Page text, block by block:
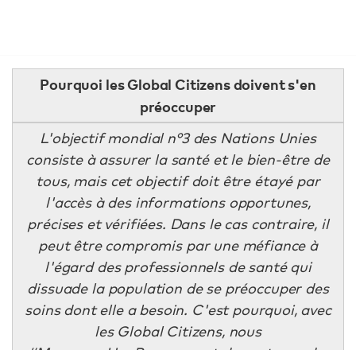
Pourquoi les Global Citizens doivent s'en
préoccuper
L'objectif mondial n°3 des Nations Unies
consiste à assurer la santé et le bien-être de
tous, mais cet objectif doit être étayé par
l'accès à des informations opportunes,
précises et vérifiées. Dans le cas contraire, il
peut être compromis par une méfiance à
l'égard des professionnels de santé qui
dissuade la population de se préoccuper des
soins dont elle a besoin. C'est pourquoi, avec
les Global Citizens, nous